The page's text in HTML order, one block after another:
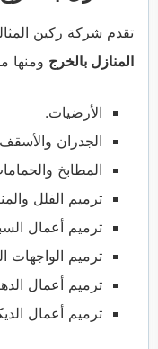
تقدم شركة ركين
المنازل بالخرج ومنها
الأرضيات.
الجدران
المطابخ
ترميم الفلل
ترميم أعمال
ترميم الواجهات
ترميم أعمال
ترميم أعمال